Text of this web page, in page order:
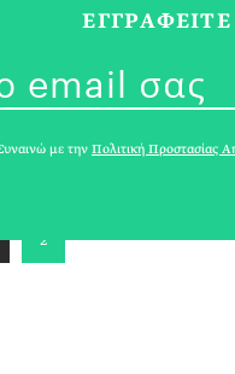
2
ΕΓΓPΑΦΕΙΤΕ
με τηνΠολιτική Προστασίας